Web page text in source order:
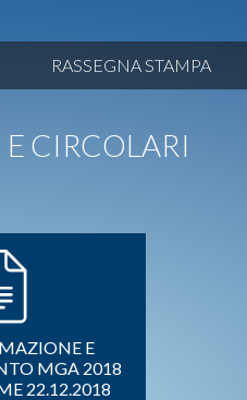
RASSEGNA STAMPA
CIRCOLARI
E
MGA 2018
22.12.2018